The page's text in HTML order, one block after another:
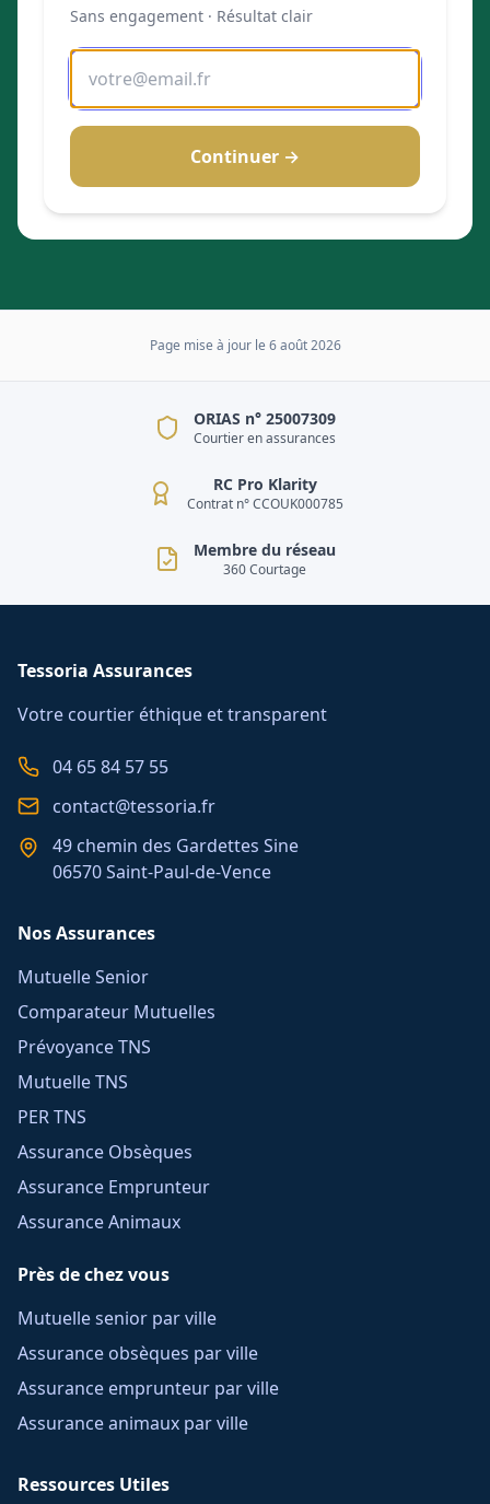
Sans engagement · Résultat clair
Continuer →
Page mise à jour le 6 août 2026
ORIAS n° 25007309
Courtier en assurances
RC Pro Klarity
Contrat n° CCOUK000785
Membre du réseau
360 Courtage
Tessoria Assurances
Votre courtier éthique et transparent
04 65 84 57 55
contact@tessoria.fr
49 chemin des Gardettes Sine
06570 Saint-Paul-de-Vence
Nos Assurances
Mutuelle Senior
Comparateur Mutuelles
Prévoyance TNS
Mutuelle TNS
PER TNS
Assurance Obsèques
Assurance Emprunteur
Assurance Animaux
Près de chez vous
Mutuelle senior par ville
Assurance obsèques par ville
Assurance emprunteur par ville
Assurance animaux par ville
Ressources Utiles